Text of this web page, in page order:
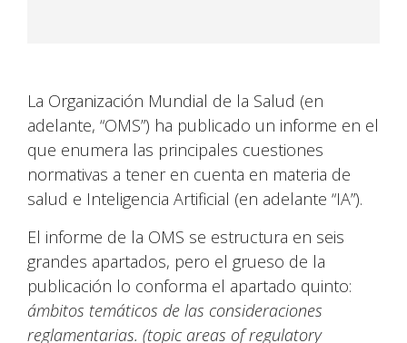
La Organización Mundial de la Salud (en
adelante, “OMS”) ha publicado un informe en el
que enumera las principales cuestiones
normativas a tener en cuenta en materia de
salud e Inteligencia Artificial (en adelante “IA”).
El informe de la OMS se estructura en seis
grandes apartados, pero el grueso de la
publicación lo conforma el apartado quinto:
ámbitos temáticos de las consideraciones
reglamentarias. (topic areas of regulatory